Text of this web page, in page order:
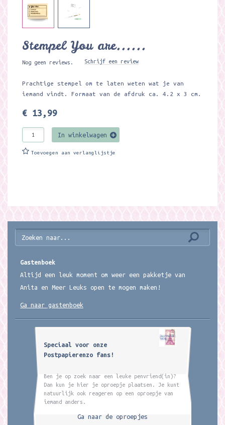
Stempel You are......
Nog geen reviews. Schrijf een review
Prachtige stempel om te laten weten wat je van
iemand vindt. Formaat van de afdruk ca. 4.2 x 3 cm.
€ 13,99
In winkelwagen
Toevoegen aan verlanglijstje
Gastenboek
Altijd een leuk moment om weer een pakketje van
Anita en Meer Leuks open te mogen maken!
Ga naar gastenboek
Speciaal voor onze
Postpapierenzo fans!
Ben je op zoek naar een leuke penvriend(in)?
Dan kun je hier je oproepje plaatsen. Je kunt
natuurlijk ook reageren op een oproepje van
iemand anders.
Ga naar de oproepjes